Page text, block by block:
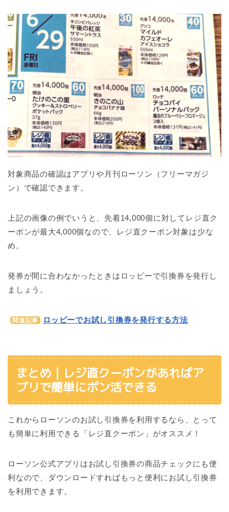
対象商品の確認はアプリや月刊ローソン（フリーマガジ
ン）で確認できます。
上記の画像の例でいうと、先着14,000個に対してレジ直ク
ーポンが最大4,000個なので、レジ直クーポン対象は少な
め。
発券が間に合わなかったときはロッピーで引換券を発行し
ましょう。
関連記事 ロッピーでお試し引換券を発行する方法
まとめ｜レジ直クーポンがあればア
プリで簡単にポン活できる
これからローソンのお試し引換券を利用するなら、とって
も簡単に利用できる「レジ直クーポン」がオススメ！
ローソン公式アプリはお試し引換券の商品チェックにも便
利なので、ダウンロードすればもっと便利にお試し引換券
を利用できます。